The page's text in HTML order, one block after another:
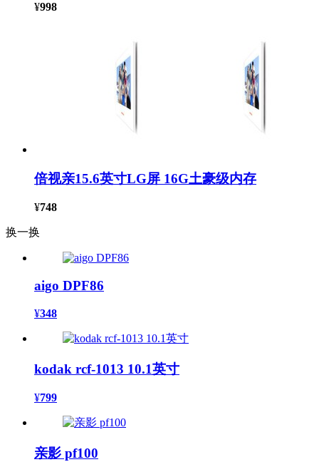
¥998
倍视亲15.6英寸LG屏 16G土豪级内存
¥748
换一换
aigo DPF86
¥348
kodak rcf-1013 10.1英寸
¥799
亲影 pf100